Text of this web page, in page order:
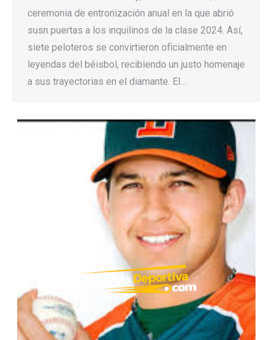
ceremonia de entronización anual en la que abrió
susn puertas a los inquilinos de la clase 2024. Así,
siete peloteros se convirtieron oficialmente en
leyendas del béisbol, recibiendo un justo homenaje
a sus trayectorias en el diamante. El…